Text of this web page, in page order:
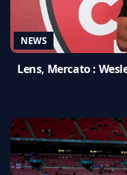
NEWS
Lens, Mercato :